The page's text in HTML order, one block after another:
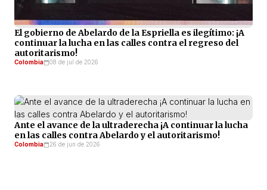
El gobierno de Abelardo de la Espriella es ilegítimo: ¡A
continuar la lucha en las calles contra el regreso del
autoritarismo!
Colombia 08 de jul de 2026
Ante el avance de la ultraderecha ¡A continuar la lucha
en las calles contra Abelardo y el autoritarismo!
Colombia 26 de jun de 2026